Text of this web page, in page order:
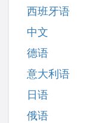
西班牙语
中文
德语
意大利语
日语
俄语